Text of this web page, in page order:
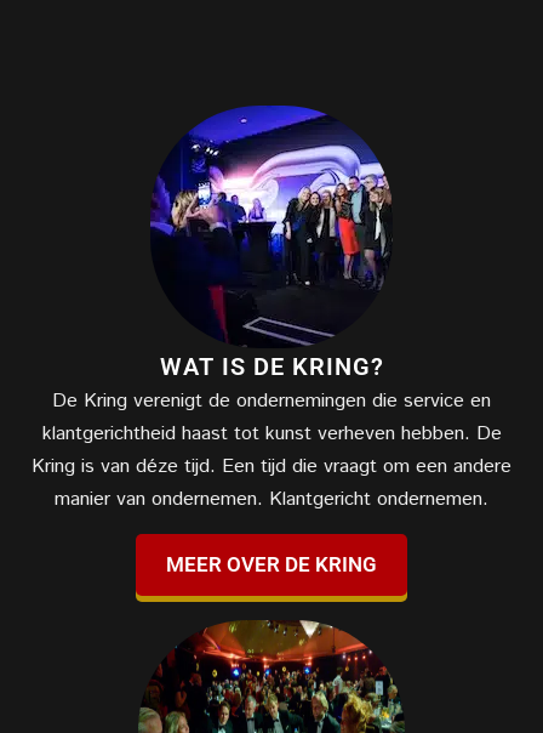
WAT IS DE KRING?
De Kring verenigt de ondernemingen die service en
klantgerichtheid haast tot kunst verheven hebben. De
Kring is van déze tijd. Een tijd die vraagt om een andere
manier van ondernemen. Klantgericht ondernemen.
MEER OVER DE KRING